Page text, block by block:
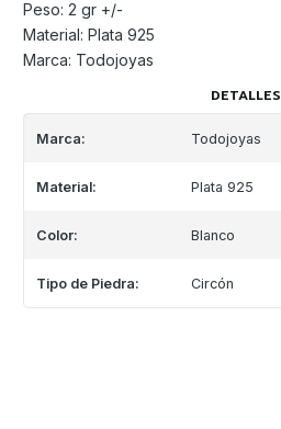
Peso: 2 gr +/-
Material: Plata 925
Marca: Todojoyas
DETALLES
Marca: Todojoyas
Material: Plata 925
Color: Blanco
Tipo de Piedra: Circón